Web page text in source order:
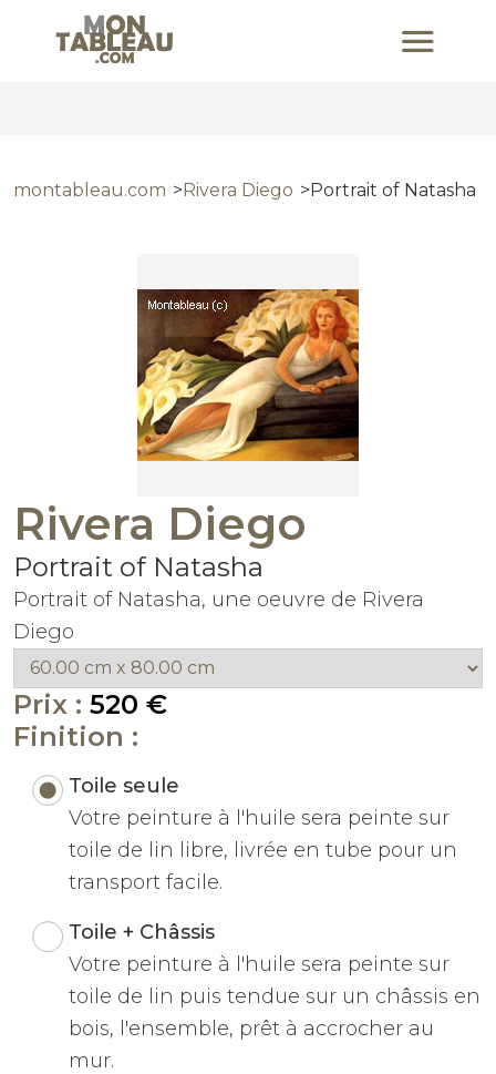
montableau.com Rivera Diego Portrait of Natasha
Rivera Diego
Portrait of Natasha
Portrait of Natasha, une oeuvre de Rivera
Diego
Prix : 520 €
Finition :
Toile seule
Votre peinture à l'huile sera peinte sur
toile de lin libre, livrée en tube pour un
transport facile.
Toile + Châssis
Votre peinture à l'huile sera peinte sur
toile de lin puis tendue sur un châssis en
bois, l'ensemble, prêt à accrocher au
mur.